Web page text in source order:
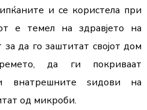
и се користела при
е темел на здравјето на
да го заштитат својот дом
да ги покриваат
внатрешните ѕидови на
од микроби.